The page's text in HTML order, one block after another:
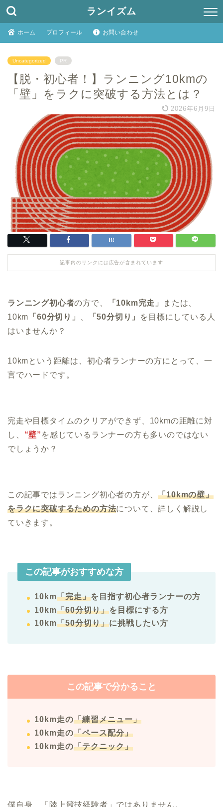
ランイズム
ホーム プロフィール お問い合わせ
Uncategorized PR
【脱・初心者！】ランニング10kmの
「壁」をラクに突破する方法とは？
2026年6月9日
記事内のリンクには広告が含まれています
ランニング初心者の方で、 「10km完走」
または、
10km 「60分切り」 「50分切り」
を目標にしている人
はいませんか？
10kmという距離は、初心者ランナーの方にとって、一
言でハードです。
完走や目標タイムのクリアができず、10kmの距離に対
し、 “壁” を感じているランナーの方も多いのではない
でしょうか？
この記事ではランニング初心者の方が、「10kmの壁」
をラクに突破するための方法について、詳しく解説し
ていきます。
この記事がおすすめな方
10km「完走」を目指す初心者ランナーの方
10km「60分切り」を目標にする方
10km「50分切り」に挑戦したい方
この記事で分かること
10km走の「練習メニュー」
10km走の「ペース配分」
10km走の「テクニック」
僕自身、「陸上競技経験者」ではありません。